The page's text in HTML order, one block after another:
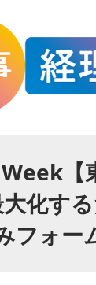
Week
化す
フォー